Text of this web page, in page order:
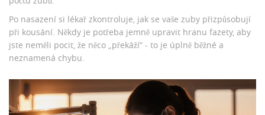
Po nasazení si lékař zkontroluje, jak se vaše zuby přizpůsobují
při kousání. Někdy je potřeba jemně upravit hranu fazety, aby
jste neměli pocit, že něco „překáží“ - to je úplně běžné a
neznamená chybu.